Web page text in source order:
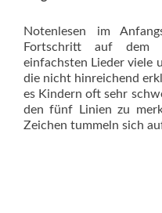
Notenlesen im
Fortschritt auf dem
einfachsten Lieder viele
die nicht hinreichend
es Kindern oft sehr
den fünf Linien zu
Zeichen tummeln sich